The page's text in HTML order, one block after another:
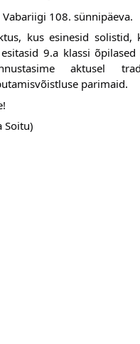
108. sünnipäeva.
kus esinesid solistid,
9.a klassi
aktusel
parimaid.
Soitu)